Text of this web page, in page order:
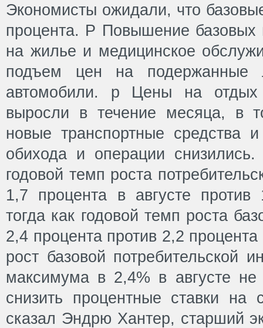
Экономисты ожидали, что
процента. P Повышение базовых
на жилье и медицинское
подъем цен на подержанные
автомобили. p Цены на отдых
выросли в течение месяца, в
новые транспортные средства
обихода и операции
годовой темп роста
1,7 процента в августе
тогда как годовой темп роста
2,4 процента против 2,2
рост базовой потребительской
максимума в 2,4% в августе
снизить процентные ставки
сказал Эндрю Хантер, старший